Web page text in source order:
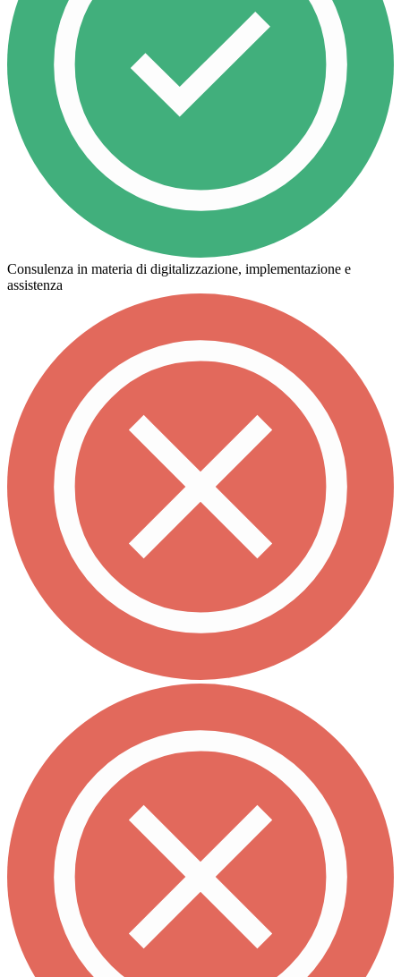
Consulenza in materia di digitalizzazione, implementazione e
assistenza